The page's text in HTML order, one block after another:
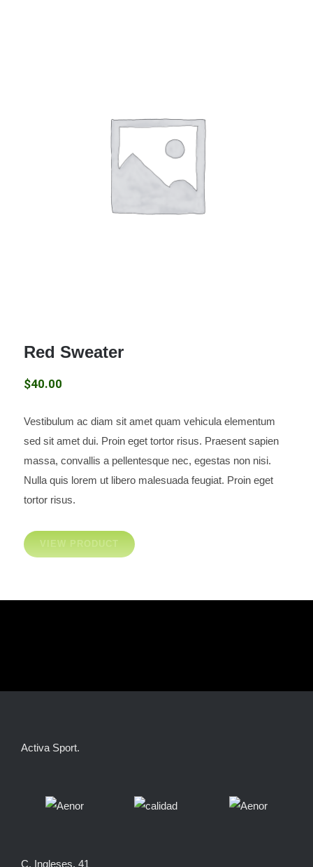
Red Sweater
Red Sweater
$40.00
Vestibulum ac diam sit amet quam vehicula elementum
sed sit amet dui. Proin eget tortor risus. Praesent sapien
massa, convallis a pellentesque nec, egestas non nisi.
Nulla quis lorem ut libero malesuada feugiat. Proin eget
tortor risus.
VIEW PRODUCT
Activa Sport.
C. Ingleses, 41